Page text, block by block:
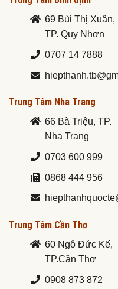
69 Bùi Thị Xuân,
TP. Quy Nhơn
0707 14 7888
Trung Tâm Nha Trang
66 Bà Triệu, TP.
Nha Trang
0703 600 999
0868 444 956
Trung Tâm Cần Thơ
60 Ngô Đức Kế,
TP.Cần Thơ
0908 873 872